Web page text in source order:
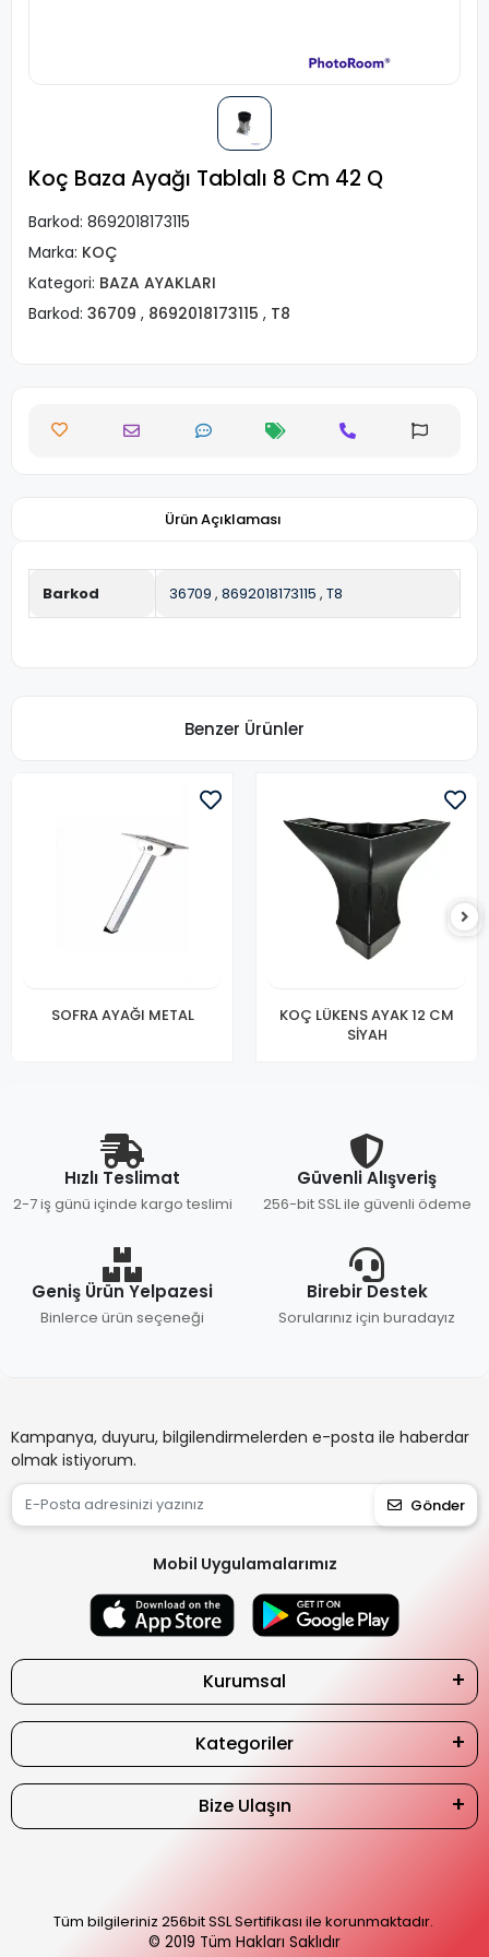
Koç Baza Ayağı Tablalı 8 Cm 42 Q
Barkod: 8692018173115
Marka: KOÇ
Kategori: BAZA AYAKLARI
Barkod: 36709 , 8692018173115 , T8
Ürün Açıklaması
Barkod 36709 , 8692018173115 , T8
Benzer Ürünler
SOFRA AYAĞI METAL
KOÇ LÜKENS AYAK 12 CM
SİYAH
Hızlı Teslimat
2-7 iş günü içinde kargo teslimi
Güvenli Alışveriş
256-bit SSL ile güvenli ödeme
Geniş Ürün Yelpazesi
Binlerce ürün seçeneği
Birebir Destek
Sorularınız için buradayız
Kampanya, duyuru, bilgilendirmelerden e-posta ile haberdar
olmak istiyorum.
Gönder
Mobil Uygulamalarımız
Kurumsal
Kategoriler
Bize Ulaşın
Tüm bilgileriniz 256bit SSL Sertifikası ile korunmaktadır.
© 2019 Tüm Hakları Saklıdır